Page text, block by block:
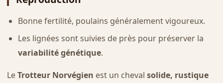
Bonne fertilité, poulains généralement vigoureux.
Les lignées sont suivies de près pour préserver la
variabilité génétique.
LeTrotteur Norvégien est un cheval solide, rustique